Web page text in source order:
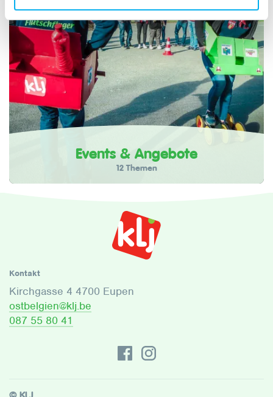
Events & Angebote
12 Themen
Kontakt
Kirchgasse 4 4700 Eupen
ostbelgien@klj.be
087 55 80 41